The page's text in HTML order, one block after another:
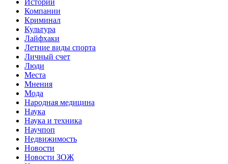
Компании
Криминал
Культура
Лайфхаки
Летние виды спорта
Личный счет
Люди
Места
Мнения
Мода
Народная медицина
Наука
Наука и техника
Научпоп
Недвижимость
Новости
Новости ЗОЖ